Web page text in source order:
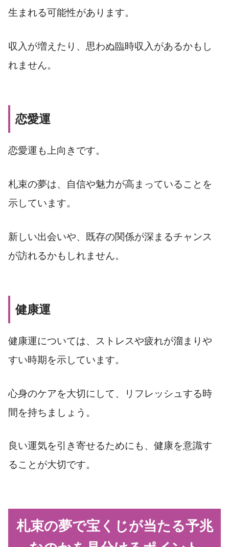
生まれる可能性があります。
収入が増えたり、思わぬ臨時収入があるかもし
れません。
恋愛運
恋愛運も上向きです。
札束の夢は、自信や魅力が高まっていることを
示しています。
新しい出会いや、既存の関係が深まるチャンス
が訪れるかもしれません。
健康運
健康運については、ストレスや疲れが溜まりや
すい時期を示しています。
心身のケアを大切にして、リフレッシュする時
間を持ちましょう。
良い運気を引き寄せるためにも、健康を意識す
ることが大切です。
札束の夢で宝くじが当たる予兆